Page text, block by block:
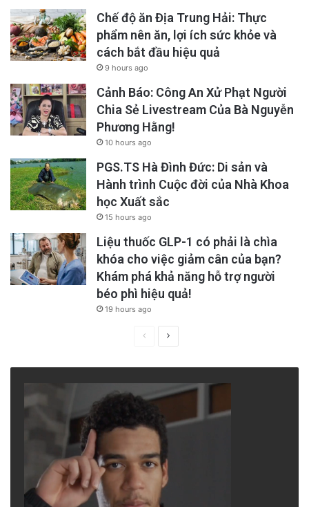
Chế độ ăn Địa Trung Hải: Thực
phẩm nên ăn, lợi ích sức khỏe và
cách bắt đầu hiệu quả
9 hours ago
Cảnh Báo: Công An Xử Phạt Người
Chia Sẻ Livestream Của Bà Nguyễn
Phương Hằng!
10 hours ago
PGS.TS Hà Đình Đức: Di sản và
Hành trình Cuộc đời của Nhà Khoa
học Xuất sắc
15 hours ago
Liệu thuốc GLP-1 có phải là chìa
khóa cho việc giảm cân của bạn?
Khám phá khả năng hỗ trợ người
béo phì hiệu quả!
19 hours ago
PreviousNext